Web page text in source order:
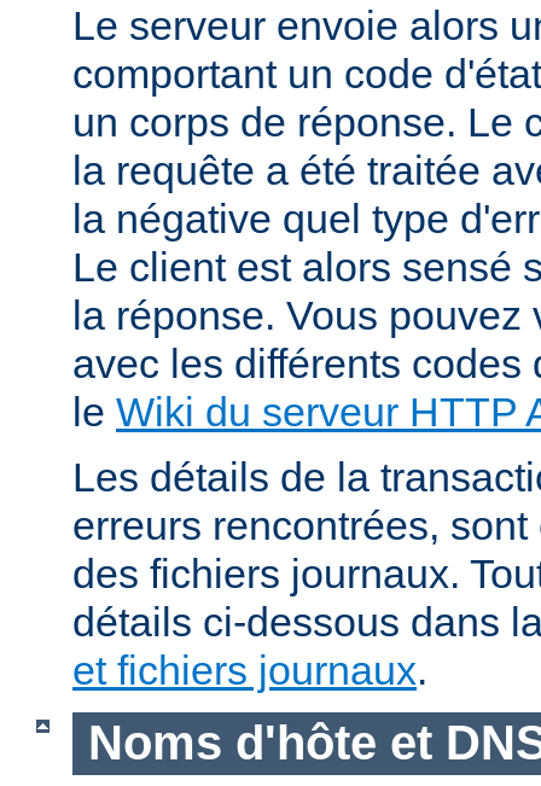
Le serveur envoie alors
comportant un code
un corps de réponse. Le
la requête a été traitée
la négative quel type
Le client est alors sensé
la réponse. Vous pouvez
avec les différents codes
le Wiki du serveur HTTP
Les détails de la
erreurs rencontrées,
des fichiers journaux.
détails ci-dessous dans
et fichiers journaux.
Noms d'hôte et